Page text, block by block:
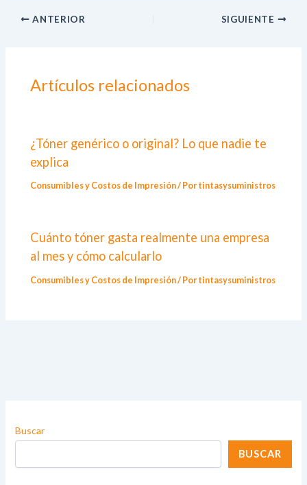
ANTERIOR SIGUIENTE
Artículos relacionados
¿Tóner genérico o original? Lo que nadie te
explica
Consumibles y Costos de Impresión/ Portintasysuministros
Cuánto tóner gasta realmente una empresa
al mes y cómo calcularlo
Consumibles y Costos de Impresión/ Portintasysuministros
Buscar
BUSCAR